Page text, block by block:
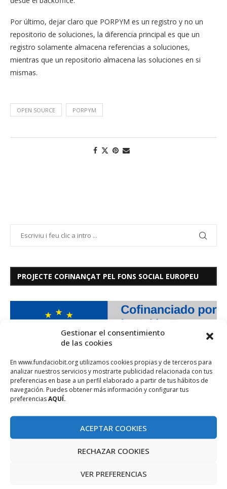
Gestionar el consentimiento
de las cookies
En www.fundaciobit.org utilizamos cookies propias y de terceros para
analizar nuestros servicios y mostrarte publicidad relacionada con tus
preferencias en base a un perfil elaborado a partir de tus hábitos de
navegación. Puedes obtener más información y configurar tus
preferenciasAQUÍ.
ACEPTAR COOKIES
RECHAZAR COOKIES
VER PREFERENCIAS
Por último, dejar claro que PORPYM es un registro y no un
repositorio de soluciones, la diferencia principal es que un
registro solamente almacena referencias a soluciones,
mientras que un repositorio almacena las soluciones en si
mismas.
OPEN SOURCE PORPYM
PROJECTE COFINANÇAT PEL FONS SOCIAL EUROPEU